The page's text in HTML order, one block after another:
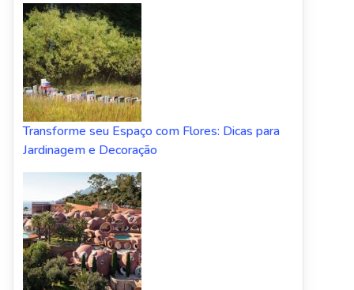
Transforme seu Espaço com Flores: Dicas para
Jardinagem e Decoração